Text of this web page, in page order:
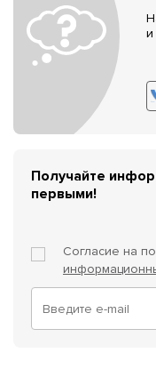
и
Получайте
первыми!
Согласие на